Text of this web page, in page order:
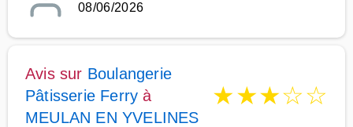
08/06/2026
Avis sur Boulangerie
Pâtisserie Ferry à
MEULAN EN YVELINES
★★★☆☆